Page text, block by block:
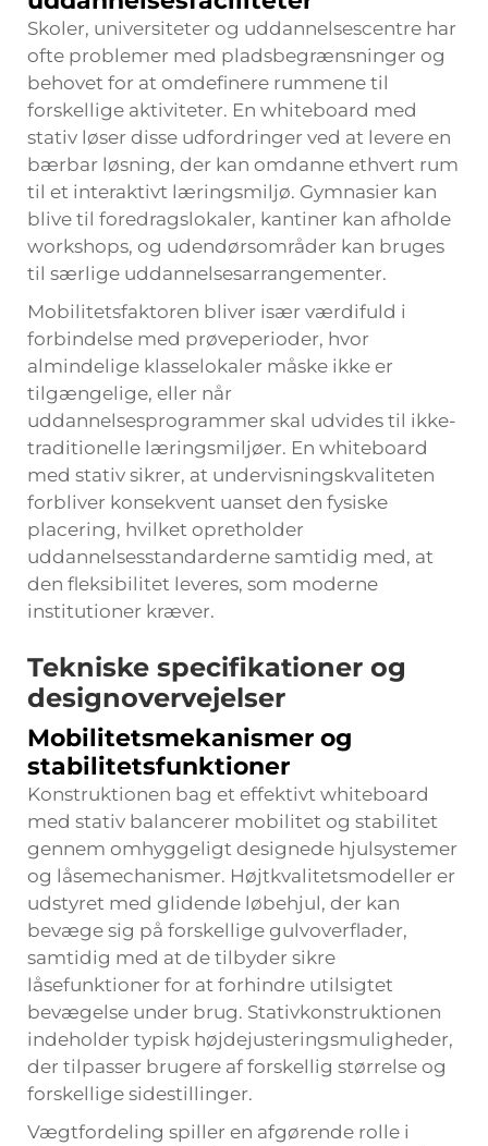
Skoler, universiteter og uddannelsescentre har
ofte problemer med pladsbegrænsninger og
behovet for at omdefinere rummene til
forskellige aktiviteter. En whiteboard med
stativ løser disse udfordringer ved at levere en
bærbar løsning, der kan omdanne ethvert rum
til et interaktivt læringsmiljø. Gymnasier kan
blive til foredragslokaler, kantiner kan afholde
workshops, og udendørsområder kan bruges
til særlige uddannelsesarrangementer.
Mobilitetsfaktoren bliver især værdifuld i
forbindelse med prøveperioder, hvor
almindelige klasselokaler måske ikke er
tilgængelige, eller når
uddannelsesprogrammer skal udvides til ikke-
traditionelle læringsmiljøer. En whiteboard
med stativ sikrer, at undervisningskvaliteten
forbliver konsekvent uanset den fysiske
placering, hvilket opretholder
uddannelsesstandarderne samtidig med, at
den fleksibilitet leveres, som moderne
institutioner kræver.
Tekniske specifikationer og
designovervejelser
Mobilitetsmekanismer og
stabilitetsfunktioner
Konstruktionen bag et effektivt whiteboard
med stativ balancerer mobilitet og stabilitet
gennem omhyggeligt designede hjulsystemer
og låsemechanismer. Højtkvalitetsmodeller er
udstyret med glidende løbehjul, der kan
bevæge sig på forskellige gulvoverflader,
samtidig med at de tilbyder sikre
låsefunktioner for at forhindre utilsigtet
bevægelse under brug. Stativkonstruktionen
indeholder typisk højdejusteringsmuligheder,
der tilpasser brugere af forskellig størrelse og
forskellige sidestillinger.
Vægtfordeling spiller en afgørende rolle i